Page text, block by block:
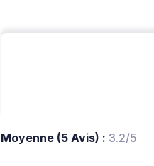
Moyenne (5 Avis) : 3.2/5